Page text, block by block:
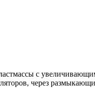
с
через